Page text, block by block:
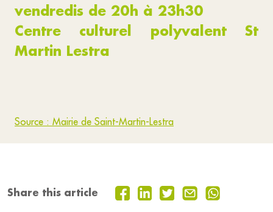
vendredis de 20h à 23h30
Centre culturel polyvalent St
Martin Lestra
Source : Mairie de Saint-Martin-Lestra
Share this article